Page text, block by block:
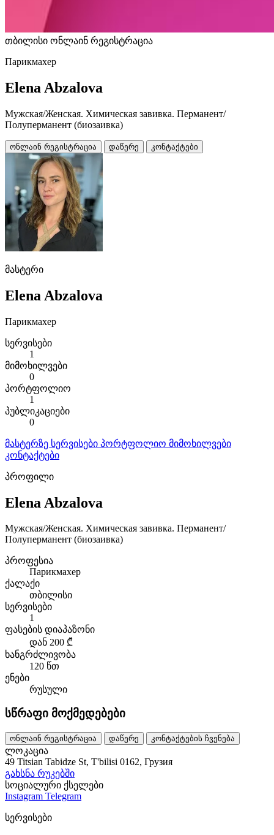
თბილისი ონლაინ რეგისტრაცია
Парикмахер
Elena Abzalova
Мужская/Женская. Химическая завивка. Перманент/
Полуперманент (биозаивка)
ონლაინ რეგისტრაცია დაწერე კონტაქტები
მასტერი
Elena Abzalova
Парикмахер
სერვისები
1
მიმოხილვები
0
პორტფოლიო
1
პუბლიკაციები
0
მასტერზე სერვისები პორტფოლიო მიმოხილვები
კონტაქტები
პროფილი
Elena Abzalova
Мужская/Женская. Химическая завивка. Перманент/
Полуперманент (биозаивка)
პროფესია
Парикмахер
ქალაქი
თბილისი
სერვისები
1
ფასების დიაპაზონი
დან 200 ₾
ხანგრძლივობა
120 წთ
ენები
რუსული
სწრაფი მოქმედებები
ონლაინ რეგისტრაცია დაწერე კონტაქტების ჩვენება
ლოკაცია
49 Titsian Tabidze St, T'bilisi 0162, Грузия
გახსნა რუკებში
სოციალური ქსელები
Instagram Telegram
სერვისები